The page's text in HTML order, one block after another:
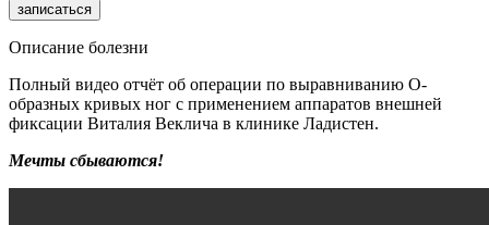
Описание болезни
Полный видео отчёт об операции по выравниванию О-
образных кривых ног с применением аппаратов внешней
фиксации Виталия Веклича в клинике Ладистен.
Мечты сбываются!